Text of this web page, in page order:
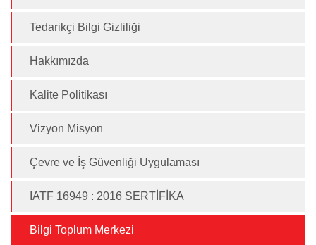
Tedarikçi Bilgi Gizliliği
Hakkımızda
Kalite Politikası
Vizyon Misyon
Çevre ve İş Güvenliği Uygulaması
IATF 16949 : 2016 SERTİFİKA
Bilgi Toplum Merkezi